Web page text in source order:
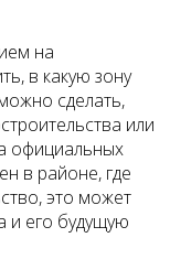
на
в какую зону
сделать,
или
официальных
в районе, где
это может
и его будущую